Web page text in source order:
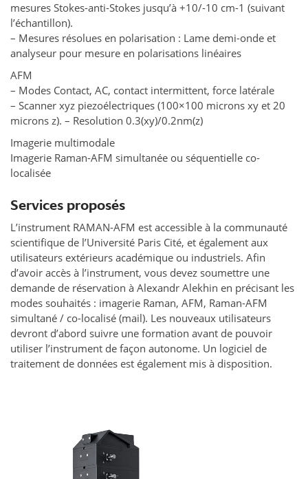
mesures Stokes-anti-Stokes jusqu’à +10/-10 cm-1 (suivant
l’échantillon).
– Mesures résolues en polarisation : Lame demi-onde et
analyseur pour mesure en polarisations linéaires
AFM
– Modes Contact, AC, contact intermittent, force latérale
– Scanner xyz piezoélectriques (100×100 microns xy et 20
microns z). – Resolution 0.3(xy)/0.2nm(z)
Imagerie multimodale
Imagerie Raman-AFM simultanée ou séquentielle co-
localisée
Services proposés
L’instrument RAMAN-AFM est accessible à la communauté
scientifique de l’Université Paris Cité, et également aux
utilisateurs extérieurs académique ou industriels. Afin
d’avoir accès à l’instrument, vous devez soumettre une
demande de réservation à Alexandr Alekhin en précisant les
modes souhaités : imagerie Raman, AFM, Raman-AFM
simultané / co-localisé (mail). Les nouveaux utilisateurs
devront d’abord suivre une formation avant de pouvoir
utiliser l’instrument de façon autonome. Un logiciel de
traitement de données est également mis à disposition.